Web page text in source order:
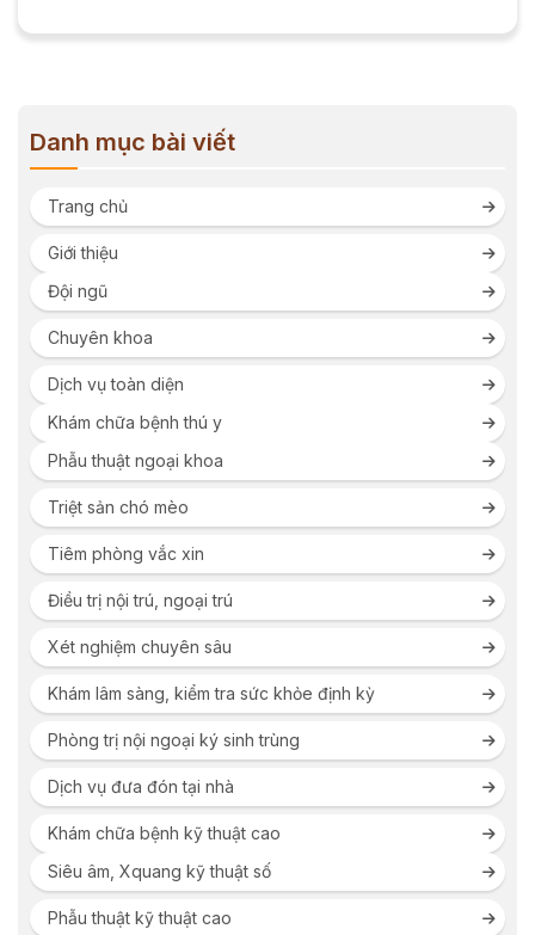
Danh mục bài viết
Trang chủ
Giới thiệu
Đội ngũ
Chuyên khoa
Dịch vụ toàn diện
Khám chữa bệnh thú y
Phẫu thuật ngoại khoa
Triệt sản chó mèo
Tiêm phòng vắc xin
Điều trị nội trú, ngoại trú
Xét nghiệm chuyên sâu
Khám lâm sàng, kiểm tra sức khỏe định kỳ
Phòng trị nội ngoại ký sinh trùng
Dịch vụ đưa đón tại nhà
Khám chữa bệnh kỹ thuật cao
Siêu âm, Xquang kỹ thuật số
Phẫu thuật kỹ thuật cao